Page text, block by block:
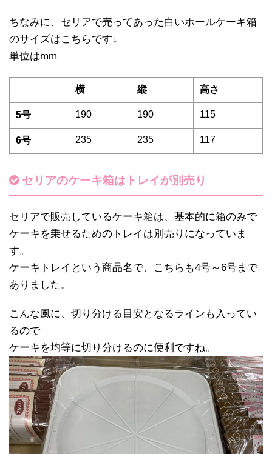
ちなみに、セリアで売ってあった白いホールケーキ箱
のサイズはこちらです↓
単位はmm
横 縦 高さ
5号 190 190 115
6号 235 235 117
セリアのケーキ箱はトレイが別売り
セリアで販売しているケーキ箱は、基本的に箱のみで
ケーキを乗せるためのトレイは別売りになっていま
す。
ケーキトレイという商品名で、こちらも4号～6号まで
ありました。
こんな風に、切り分ける目安となるラインも入ってい
るので
ケーキを均等に切り分けるのに便利ですね。